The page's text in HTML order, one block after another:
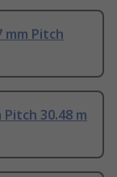
mm Pitch
Pitch 30.48 m